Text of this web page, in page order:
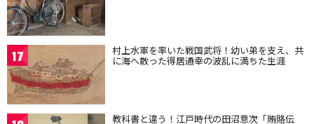
17 村上水軍を率いた戦国武将！幼い弟を支え、共
に海へ散った得居通幸の波乱に満ちた生涯
教科書と違う！江戸時代の田沼意次「賄賂伝